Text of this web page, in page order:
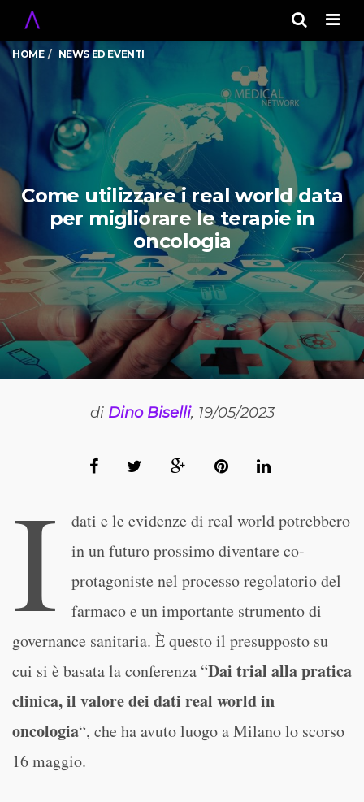
HOME NEWS ED EVENTI
Come utilizzare i real world data
per migliorare le terapie in
oncologia
di Dino Biselli, 19/05/2023
I
dati e le evidenze di real world potrebbero
in un futuro prossimo diventare co-
protagoniste nel processo regolatorio del
farmaco e un importante strumento di
governance sanitaria. È questo il presupposto su
cui si è basata la conferenza “Dai trial alla pratica
clinica, il valore dei dati real world in
oncologia“, che ha avuto luogo a Milano lo scorso
16 maggio.